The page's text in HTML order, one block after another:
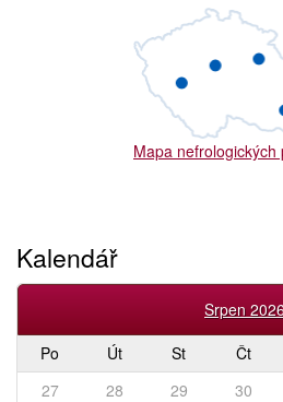
Mapa nefrologických
Kalendář
Srpen
Po
Út St Čt
27
28 29 30